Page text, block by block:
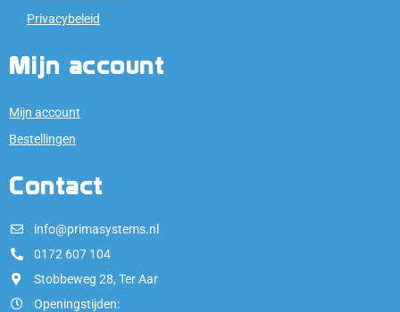
Privacybeleid
Mijn account
Mijn account
Bestellingen
Contact
info@primasystems.nl
0172 607 104
Stobbeweg 28, Ter Aar
Openingstijden: